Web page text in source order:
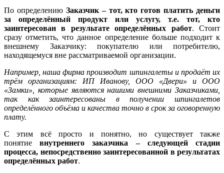
По определению Заказчик – тот, кто готов платить деньги
за определённый продукт или услугу, т.е. тот, кто
заинтересован в результате определённых работ. Стоит
сразу отметить, что данное определение больше подходит к
внешнему Заказчику: покупателю или потребителю,
находящемуся вне рассматриваемой организации.
Например, наша фирма производит шпингалеты и продаёт их
трём организациям: ИП Иванову, ООО «Двери» и ООО
«Замки», которые являются нашими внешними Заказчиками,
так как заинтересованы в получении шпингалетов
определённого объёма и качества точно в срок за оговоренную
плату.
С этим всё просто и понятно, но существует также
понятиевнутреннего заказчика – следующей стадии
процесса, непосредственно заинтересованной в результатах
определённых работ.